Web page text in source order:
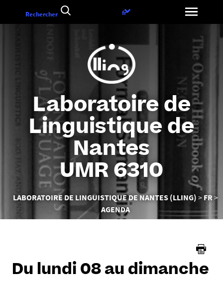
Laboratoire de
Linguistique de
Nantes
UMR 6310
Vous
êtes
ici :
LABORATOIRE DE LINGUISTIQUE DE NANTES (LLING)
FR
AGENDA
Rechercher
Choix
fr
Du lundi 08 au dimanche